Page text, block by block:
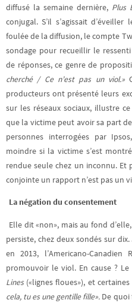
diffusé la semaine dernière, Plus
conjugal. S’il s’agissait
foulée de la diffusion, le compte
sondage pour recueillir le
de réponses, ce genre de
cherché / Ce n’est pas un viol.»
producteurs ont présenté leurs
sur les réseaux sociaux, illustre
que la victime peut avoir sa part
personnes interrogées par
moindre si la victime s’est
rendue seule chez un inconnu. Et
conjointe un rapport n’est pas un
La négation du consentement
Elle dit «non», mais au fond
persiste, chez deux sondés sur
en 2013, l’Americano-
promouvoir le viol. En cause ?
Lines («lignes floues»), et
cela, tu es une gentille fille». De